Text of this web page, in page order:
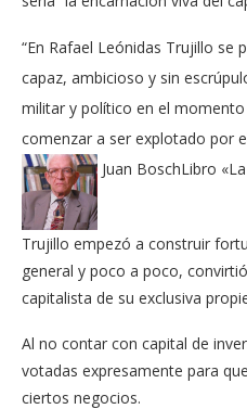
“En Rafael Leónidas Trujillo se
capaz, ambicioso y sin
militar y político en el
comenzar a ser explotado por
Juan BoschLibro
Trujillo empezó a construir
general y poco a poco,
capitalista de su exclusiva
Al no contar con capital de
votadas expresamente para
ciertos negocios.